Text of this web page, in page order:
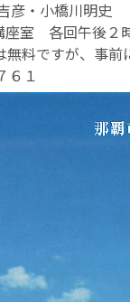
彦・小橋川明史
座室 各回午後２
料ですが、事前
６１